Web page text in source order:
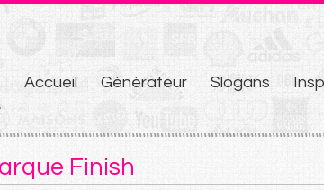
Aller
au
contenu
Accueil Générateur Slogans
Finish